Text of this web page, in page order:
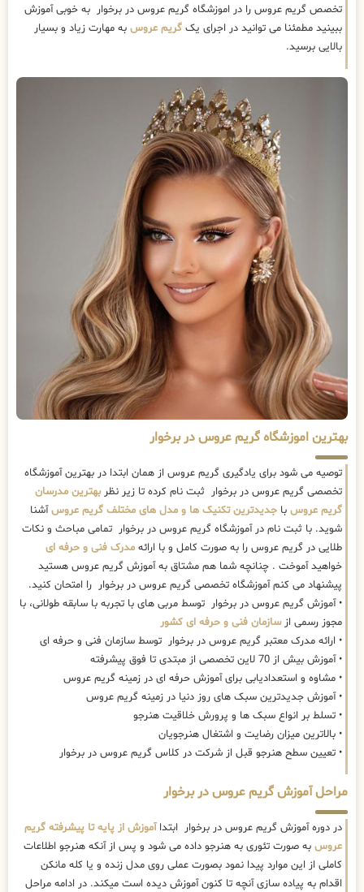
تخصص گریم عروس را در اموزشگاه گریم عروس در برخوار به خوبی آموزش
ببینید مطمئنا می توانید در اجرای یک گریم عروس به مهارت زیاد و بسیار
بالایی برسید.
بهترین اموزشگاه گریم عروس در برخوار
توصیه می شود برای یادگیری گریم عروس از همان ابتدا در بهترین آموزشگاه
تخصصی گریم عروس در برخوار ثبت نام کرده تا زیر نظربهترین مدرسان
گریم عروس با جدیدترین تکنیک ها و مدل های مختلف گریم عروسآشنا
شوید. با ثبت نام در آموزشگاه گریم عروس در برخوار تمامی مباحث و نکات
طلایی در گریم عروس را به صورت کامل و با ارائه مدرک فنی و حرفه ای
خواهید آموخت . چنانچه شما هم مشتاق به آموزش گریم عروس هستید
پیشنهاد می کنم آموزشگاه تخصصی گریم عروس در برخوار را امتحان کنید.
• آموزش گریم عروس در برخوار توسط مربی های با تجربه با سابقه طولانی، با
مجوز رسمی ازسازمان فنی و حرفه ای کشور
• ارائه مدرک معتبر گریم عروس در برخوار توسط سازمان فنی و حرفه ای
• آموزش بیش از 70 لاین تخصصی از مبتدی تا فوق پیشرفته
• مشاوه و استعدادیابی برای آموزش حرفه ای در زمینه گریم عروس
• آموزش جدیدترین سبک های روز دنیا در زمینه گریم عروس
• تسلط بر انواع سبک ها و پرورش خلاقیت هنرجو
• بالاترین میزان رضایت و اشتغال هنرجویان
• تعیین سطح هنرجو قبل از شرکت در کلاس گریم عروس در برخوار
مراحل آموزش گریم عروس در برخوار
در دوره آموزش گریم عروس در برخوار ابتداآموزش از پایه تا پیشرفته گریم
عروس به صورت تئوری به هنرجو داده می شود و پس از آنکه هنرجو اطلاعات
کاملی از این موارد پیدا نمود بصورت عملی روی مدل زنده و یا کله مانکن
اقدام به پیاده سازی آنچه تا کنون آموزش دیده است میکند. در ادامه مراحل